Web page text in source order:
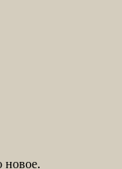
новое.